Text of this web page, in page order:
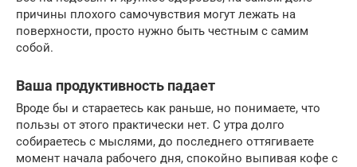
причины плохого самочувствия могут лежать на
поверхности, просто нужно быть честным с самим
собой.
Ваша продуктивность падает
Вроде бы и стараетесь как раньше, но понимаете, что
пользы от этого практически нет. С утра долго
собираетесь с мыслями, до последнего оттягиваете
момент начала рабочего дня, спокойно выпивая кофе с